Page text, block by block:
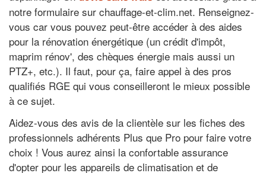
notre formulaire sur chauffage-et-clim.net. Renseignez-
vous car vous pouvez peut-être accéder à des aides
pour la rénovation énergétique (un crédit d'impôt,
maprim rénov', des chèques énergie mais aussi un
PTZ+, etc.). Il faut, pour ça, faire appel à des pros
qualifiés RGE qui vous conseilleront le mieux possible
à ce sujet.
Aidez-vous des avis de la clientèle sur les fiches des
professionnels adhérents Plus que Pro pour faire votre
choix ! Vous aurez ainsi la confortable assurance
d'opter pour les appareils de climatisation et de